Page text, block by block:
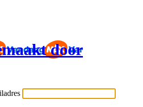
door